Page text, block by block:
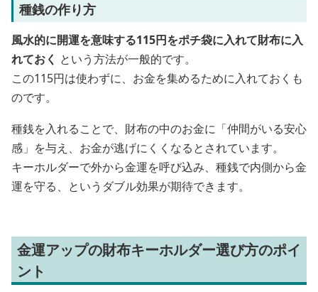
種銭の作り方
風水的に開運を意味する115円をポチ袋に入れて財布に入
れておく という方法が一般的です。
この115円は使わずに、お金を集めるために入れておくも
のです。
種銭を入れることで、財布の中のお金に「仲間がいる安心
感」を与え、お金が逃げにくくなるとされています。
キーホルダーで外から金運を呼び込み、種銭で内側から金
運を守る、というダブル効果が期待できます。
金運アップの財布キーホルダー選び方のポイ
ント